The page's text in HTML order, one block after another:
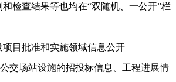
检查结果等也均在“双随机、一公开”栏
目批准和实施领域信息公开
场站设施的招投标信息、工程进展情